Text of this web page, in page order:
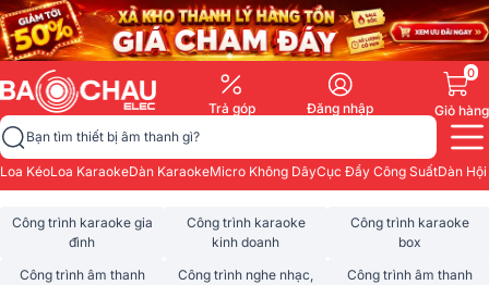
Trả góp Đăng nhập
0
Giỏ hàng
Bạn tìm thiết bị âm thanh gì?
Loa KéoLoa KaraokeDàn KaraokeMicro Không DâyCục Đẩy Công SuấtDàn
Công trình karaoke gia
đình
Công trình karaoke
kinh doanh
Công trình karaoke
box
Công trình âm thanh
Công trình nghe nhạc,
Công trình âm thanh